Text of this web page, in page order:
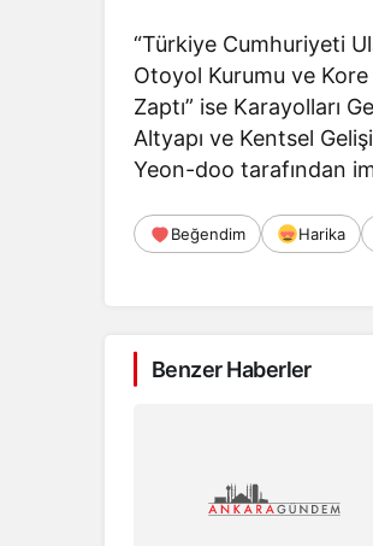
“Türkiye Cumhuriyeti
Otoyol Kurumu ve Kore
Zaptı” ise Karayolları
Altyapı ve Kentsel
Yeon-doo tarafından
Beğendim Harika
Benzer Haberler